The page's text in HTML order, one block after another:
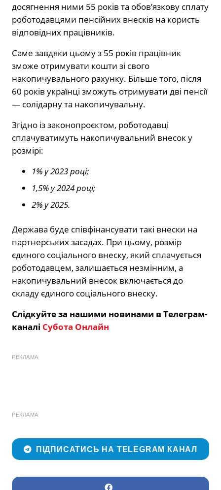
досягнення ними 55 років та обовʼязкову сплату
роботодавцями пенсійних внесків на користь
відповідних працівників.
Саме завдяки цьому з 55 років працівник
зможе отримувати кошти зі свого
накопичувального рахунку. Більше того, після
60 років українці зможуть отримувати дві пенсії
— солідарну та накопичувальну.
Згідно із законопроєктом, роботодавці
сплачуватимуть накопичувальний внесок у
розмірі:
1% у 2023 році;
1,5% у 2024 році;
2% у 2025.
Держава буде співфінансувати такі внески на
партнерських засадах. При цьому, розмір
єдиного соціального внеску, який сплачується
роботодавцем, залишається незмінним, а
накопичувальний внесок включається до
складу єдиного соціального внеску.
Слідкуйте за нашими новинами в Телеграм-
каналі Субота Онлайн
РЕКЛАМА
РЕКЛАМА
ПІДПИСАТИСЬ НА TELEGRAM КАНАЛ